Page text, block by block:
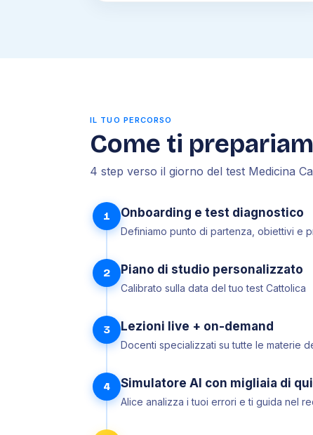
IL TUO PERCORSO
Come ti
4 step verso il giorno del test Medicina
1 Onboarding e test diagnostico
Definiamo punto di partenza, obiettivi e
2 Piano di studio personalizzato
Calibrato sulla data del tuo test Cattolica
3 Lezioni live + on-demand
Docenti specializzati su tutte le materie
4 Simulatore AI con migliaia di
Alice analizza i tuoi errori e ti guida nel